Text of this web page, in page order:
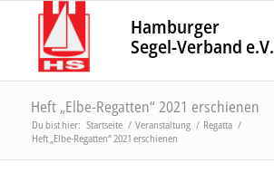
Hamburger
Segel-Verband e.V.
Heft „Elbe-Regatten“ 2021 erschienen
Du bist hier: Startseite / Veranstaltung / Regatta /
Heft „Elbe-Regatten“ 2021 erschienen